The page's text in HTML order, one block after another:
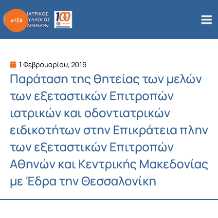
στο
περιεχόμενο
1 Φεβρουαρίου, 2019
Παράταση της θητείας των μελών
των εξεταστικών Επιτροπών
ιατρικών και οδοντιατρικών
ειδικοτήτων στην Επικράτεια πλην
των εξεταστικών Επιτροπών
Αθηνών και Κεντρικής Μακεδονίας
με Έδρα την Θεσσαλονίκη